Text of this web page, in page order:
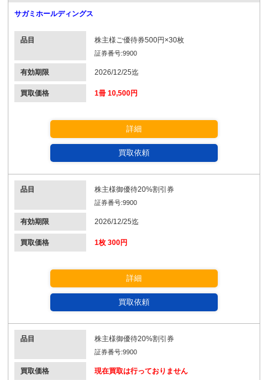
サガミホールディングス
品目 株主様ご優待券500円×30枚
証券番号:9900
有効期限 2026/12/25迄
買取価格 1冊 10,500円
詳細
買取依頼
品目 株主様御優待20%割引券
証券番号:9900
有効期限 2026/12/25迄
買取価格 1枚 300円
詳細
買取依頼
品目 株主様御優待20%割引券
証券番号:9900
買取価格 現在買取は行っておりません